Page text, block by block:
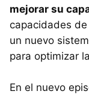
mejorar su
capacidades
un nuevo
para optimizar
En el nuevo